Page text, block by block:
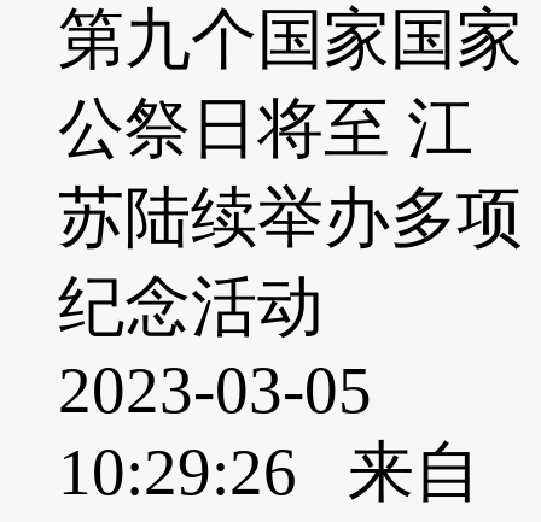
第九个国家国家
公祭日将至 江
苏陆续举办多项
纪念活动
2023-03-05
10:29:26 来自